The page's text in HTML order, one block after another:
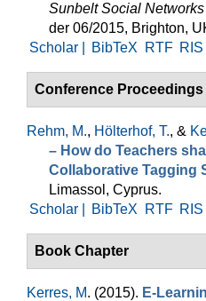
Sunbelt Social
der 06/2015, Brighton,
Scholar |
BibTeX RTF RIS
Conference Proceedings
Rehm, M., Hölterhof, T., &
– How do Teachers
Collaborative Tagging
Limassol, Cyprus.
Scholar |
BibTeX RTF RIS
Book Chapter
Kerres, M. (2015). E-